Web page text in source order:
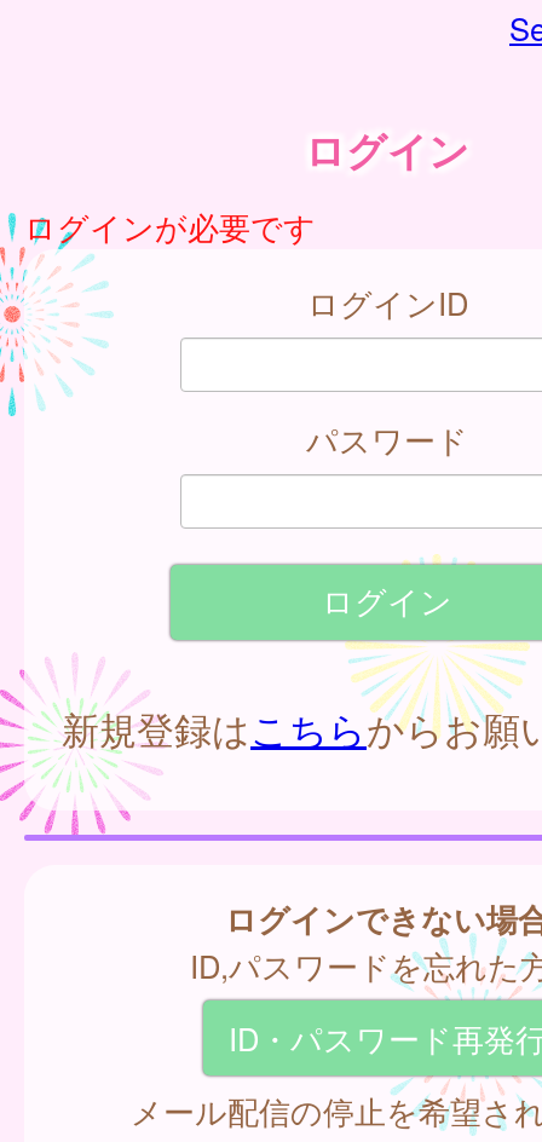
ログイン
ログインが必要です
ログインID
パスワード
新規登録はこちらからお願
ログインできない場
ID,パスワードを忘れた
ID・パスワード再発
メール配信の停止を希望さ